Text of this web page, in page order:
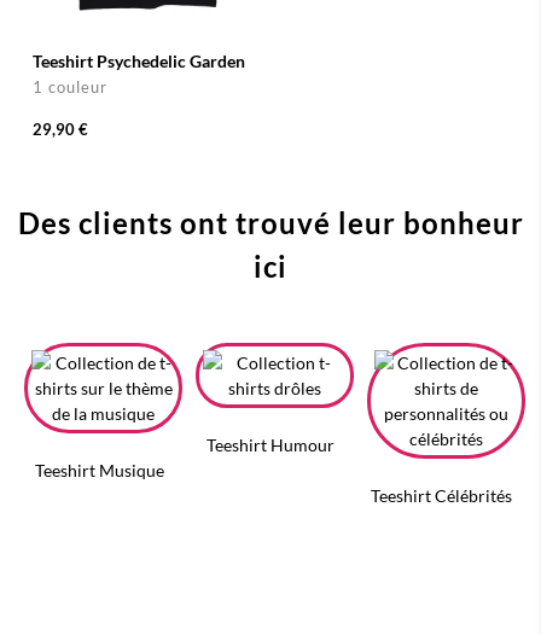
Teeshirt Psychedelic Garden
1 couleur
29,90 €
Des clients ont trouvé leur bonheur
ici
Teeshirt Musique
Teeshirt Humour
Teeshirt Célébrités